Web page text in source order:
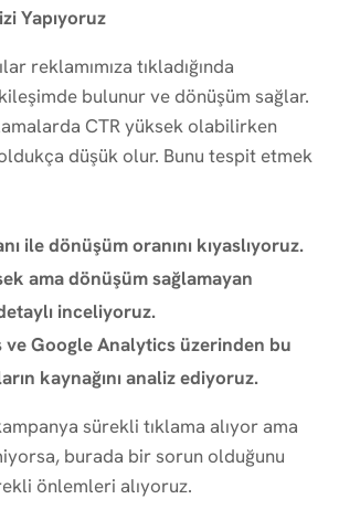
Yapıyoruz
reklamımıza tıkladığında
bulunur ve dönüşüm sağlar.
CTR yüksek olabilirken
düşük olur. Bunu tespit etmek
ile dönüşüm oranını kıyaslıyoruz.
ama dönüşüm sağlamayan
inceliyoruz.
ve Google Analytics üzerinden bu
kaynağını analiz ediyoruz.
sürekli tıklama alıyor ama
burada bir sorun olduğunu
önlemleri alıyoruz.